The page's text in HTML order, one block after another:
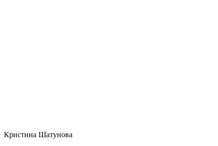
Кристина Шатунова